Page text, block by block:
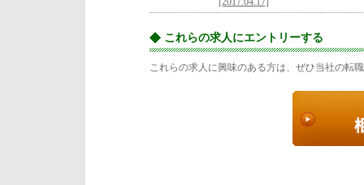
これらの求人にエントリーする
これらの求人に興味のある方は、ぜひ当社の転